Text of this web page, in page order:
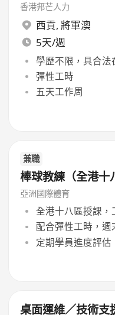
香港邦芒人力
西貢, 將軍澳
5天/週
學歷不限，具合法
彈性工時
五天工作周
兼職
棒球教練（全港十
亞洲國際體育
全港十八區授課，
配合彈性工時，週
定期學員進度評
桌面運維／技術支